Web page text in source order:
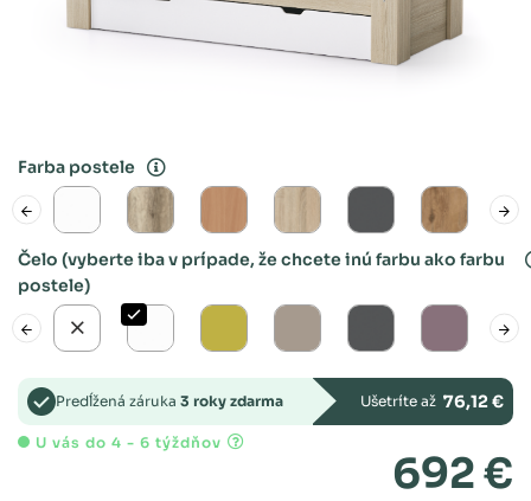
Farba postele
Čelo (vyberte iba v prípade, že chcete inú farbu ako farbu
postele)
Predĺžená záruka 3 roky zdarma Ušetríte až 76,12 €
U vás do 4 - 6 týždňov
692 €